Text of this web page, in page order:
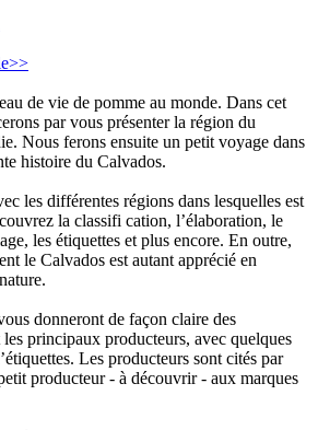
de vie de pomme au monde. Dans cet
par vous présenter la région du
Nous ferons ensuite un petit voyage dans
histoire du Calvados.
les différentes régions dans lesquelles est
la classifi cation, l’élaboration, le
les étiquettes et plus encore. En outre,
le Calvados est autant apprécié en
donneront de façon claire des
principaux producteurs, avec quelques
Les producteurs sont cités par
producteur - à découvrir - aux marques